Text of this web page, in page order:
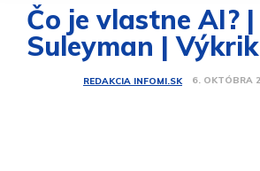
Čo je vlastne AI?
Suleyman |
REDAKCIA INFOMI.SK 6. OKTÓBRA